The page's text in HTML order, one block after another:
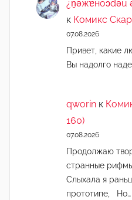
¿n̯ǝжɐноɔdǝu
к Комикс
07.08.2026
Привет, какие
Вы надолго
qworin к
160)
07.08.2026
Продолжаю
странные рифмы
Слыхала я
прототипе, Но…